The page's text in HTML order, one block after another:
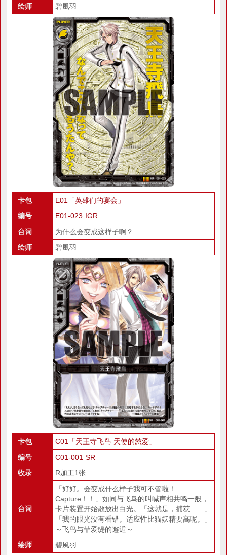
绘师
碧風羽
卡包
E01「英雄们的宴会」
编号
E01-023 IGR
台词
为什么会变成这样子啊？
绘师
碧風羽
卡包
C01「天王寺飞鸟 天使的慈爱」
编号
C01-001 SR
收录
R加工1张
台词
「好好。会变成什么样子我可不管啦！
Capture！！」如同与飞鸟的叫喊声相共鸣一般，
卡片装置开始散放出白光。「这就是，捕获……」
「我的眼光没有看错。适应性比猫妖精要高呢。」
～飞鸟与菲爱缇的邂逅～
绘师
碧風羽